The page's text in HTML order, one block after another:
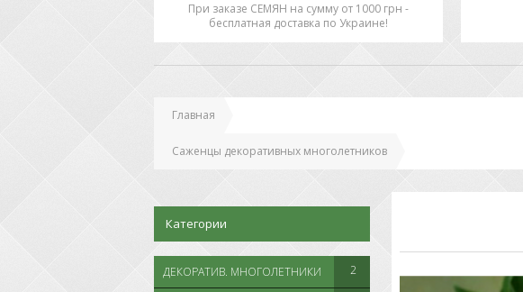
При заказе СЕМЯН на сумму от 1000 грн -
бесплатная доставка по Украине!
Главная
Саженцы декоративных многолетников
Категории
ДЕКОРАТИВ. МНОГОЛЕТНИКИ 2